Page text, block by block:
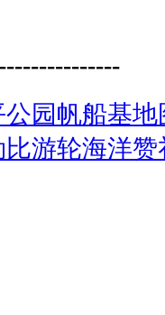
园帆船基地
比游轮海洋